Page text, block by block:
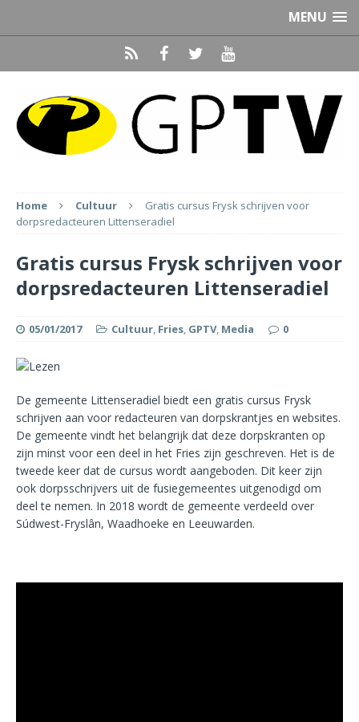
MENU
Home Cultuur
Gratis cursus Frysk schrijven voor
dorpsredacteuren Littenseradiel
Gratis cursus Frysk schrijven voor
dorpsredacteuren Littenseradiel
05/01/2017 Cultuur, Fries, GPTV, Media 0
De gemeente Littenseradiel biedt een gratis cursus Frysk
schrijven aan voor redacteuren van dorpskrantjes en websites.
De gemeente vindt het belangrijk dat deze dorpskranten op
zijn minst voor een deel in het Fries zijn geschreven. Het is de
tweede keer dat de cursus wordt aangeboden. Dit keer zijn
ook dorpsschrijvers uit de fusiegemeentes uitgenodigd om
deel te nemen. In 2018 wordt de gemeente verdeeld over
Súdwest-Fryslân, Waadhoeke en Leeuwarden.